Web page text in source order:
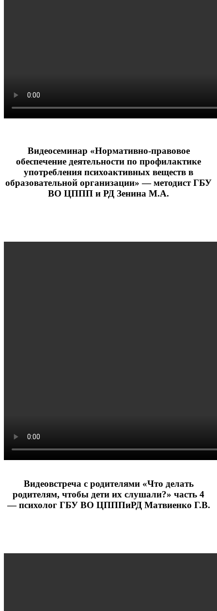
Видеосеминар «Нормативно-правовое
обеспечение деятельности по профилактике
употребления психоактивных веществ в
образовательной организации» — методист ГБУ
ВО ЦППП и РД Зенина М.А.
Видеовстреча с родителями «Что делать
родителям, чтобы дети их слушали?» часть 4
— психолог ГБУ ВО ЦПППиРД Матвиенко Г.В.